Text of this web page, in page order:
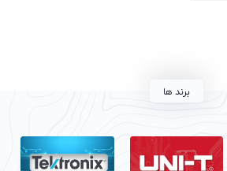
برند ها